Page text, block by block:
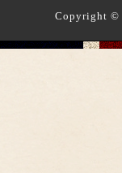
Copyright ©